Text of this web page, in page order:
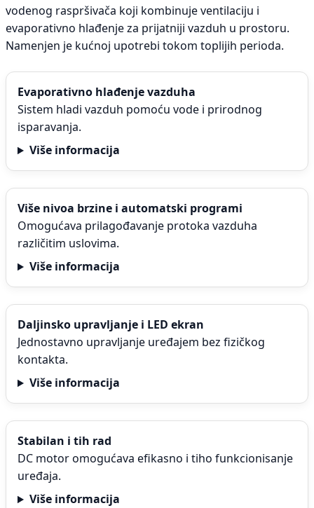
vodenog raspršivača koji kombinuje ventilaciju i
evaporativno hlađenje za prijatniji vazduh u prostoru.
Namenjen je kućnoj upotrebi tokom toplijih perioda.
Evaporativno hlađenje vazduha
Sistem hladi vazduh pomoću vode i prirodnog
isparavanja.
Više informacija
Više nivoa brzine i automatski programi
Omogućava prilagođavanje protoka vazduha
različitim uslovima.
Više informacija
Daljinsko upravljanje i LED ekran
Jednostavno upravljanje uređajem bez fizičkog
kontakta.
Više informacija
Stabilan i tih rad
DC motor omogućava efikasno i tiho funkcionisanje
uređaja.
Više informacija